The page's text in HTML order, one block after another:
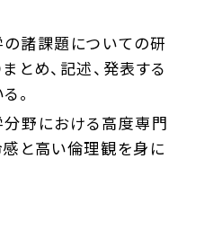
諸課題についての研
とめ、記述、発表する
。
野における高度専門
と高い倫理観を身に